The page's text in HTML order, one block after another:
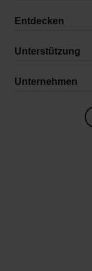
Entdecken
Unterstützung
Unternehmen